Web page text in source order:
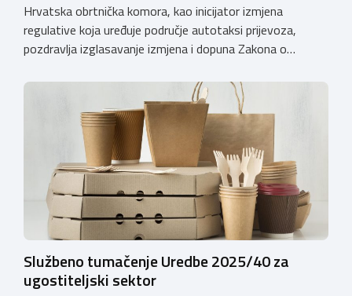
Hrvatska obrtnička komora, kao inicijator izmjena
regulative koja uređuje područje autotaksi prijevoza,
pozdravlja izglasavanje izmjena i dopuna Zakona o
Komora upozorava na sve manjkavosti koje je donijela
potpuna liberalizacija taksi tržišta tako da ove izmjene
predstavljaju važan iskorak prema uređenijem tržištu,
sigurnijem prijevozu putnika i stvaranju pravednijih uvjeta
Službeno tumačenje Uredbe 2025/40 za
ugostiteljski sektor